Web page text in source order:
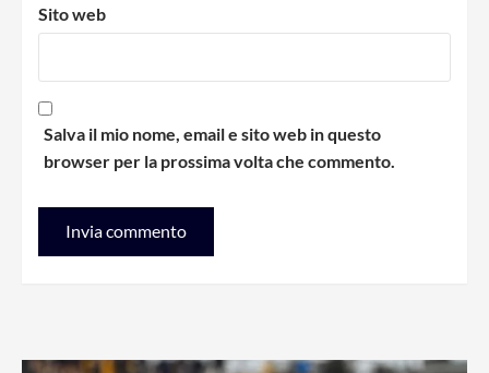
Sito web
Salva il mio nome, email e sito web in questo
browser per la prossima volta che commento.